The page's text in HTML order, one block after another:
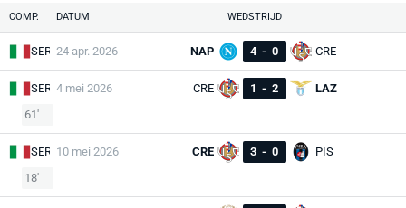
COMP. DATUM WEDSTRIJD
SER 24 apr. 2026 NAP 4 - 0 CRE
SER 4 mei 2026 CRE 1 - 2
LAZ
61'
SER 10 mei 2026 CRE 3 - 0
PIS
18'